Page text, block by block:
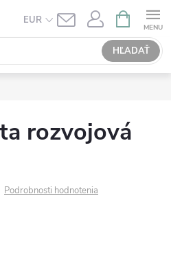
EUR
HĽADAŤ
KOŠÍK
rozvojová
Podrobnosti hodnotenia